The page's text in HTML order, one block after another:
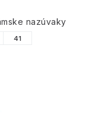
nazúvaky
41